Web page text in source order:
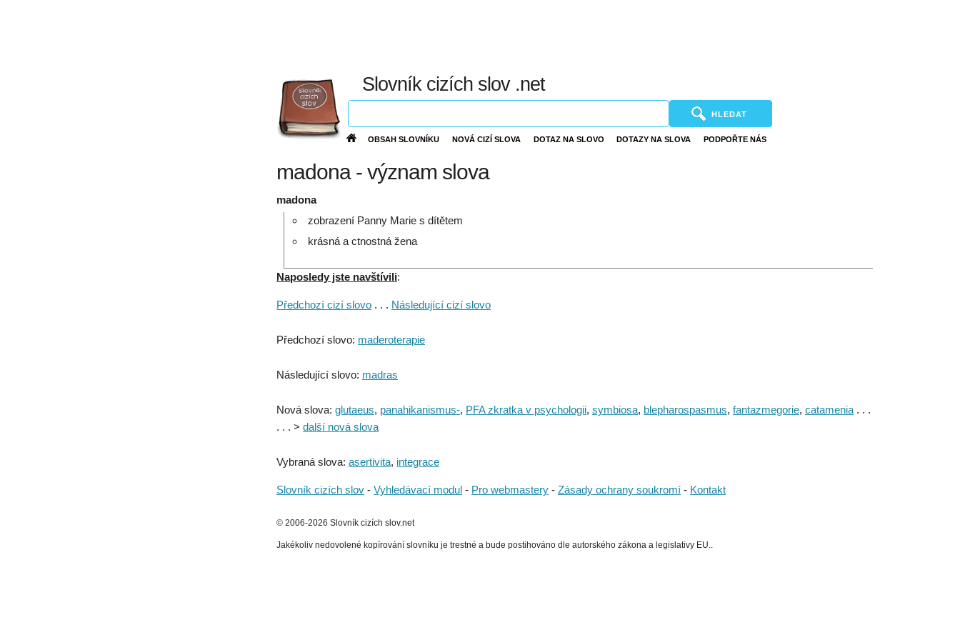
Slovník cizích slov .net
HLEDAT
OBSAH SLOVNÍKU NOVÁ CIZÍ SLOVA DOTAZ NA SLOVO DOTAZY NA SLOVA PODPOŘTE NÁS
madona - význam slova
madona
zobrazení Panny Marie s dítětem
krásná a ctnostná žena
Naposledy jste navštívili:
Předchozí cizí slovo . . . Následující cizí slovo
Předchozí slovo: maderoterapie
Následující slovo: madras
Nová slova: glutaeus, panahikanismus-, PFA zkratka v psychologii, symbiosa, blepharospasmus, fantazmegorie, catamenia . . .
. . . > další nová slova
Vybraná slova: asertivita, integrace
Slovník cizích slov - Vyhledávací modul - Pro webmastery - Zásady ochrany soukromí - Kontakt
© 2006-2026 Slovník cizích slov.net
Jakékoliv nedovolené kopírování slovníku je trestné a bude postihováno dle autorského zákona a legislativy EU..